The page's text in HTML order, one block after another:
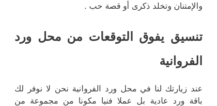
والإمتنان وتخلد ذكرى أو قصة حب .
تنسيق يفوق التوقعات من محل ورد
الفروانية
عند زيارتك لنا في محل ورد الفروانية نحن لا نوفر لك
باقة ورد عادية بل عملا فنيا مكونا من مجموعة من